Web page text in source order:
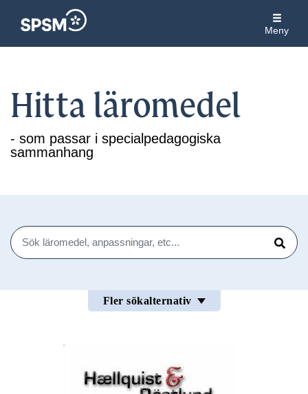
Meny
Hitta läromedel
- som passar i specialpedagogiska
sammanhang
Sök
Sök
Fler sökalternativ